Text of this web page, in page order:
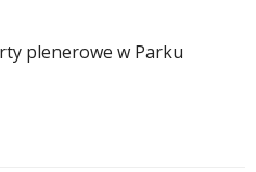
plenerowe w Parku